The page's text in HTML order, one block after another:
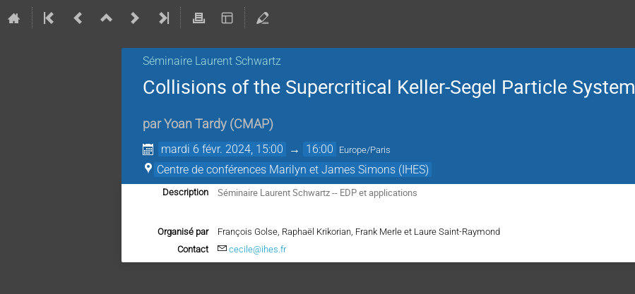
Séminaire Laurent Schwartz
Collisions of the Supercritical Keller-Segel Particle System
parYoan Tardy (CMAP)
mardi 6 févr. 2024, 15:00 → 16:00 Europe/Paris
Centre de conférences Marilyn et James Simons (IHES)
Description Séminaire Laurent Schwartz -- EDP et applications
Organisé par
François Golse, Raphaël Krikorian, Frank Merle et Laure Saint-Raymond
Contact
cecile@ihes.fr